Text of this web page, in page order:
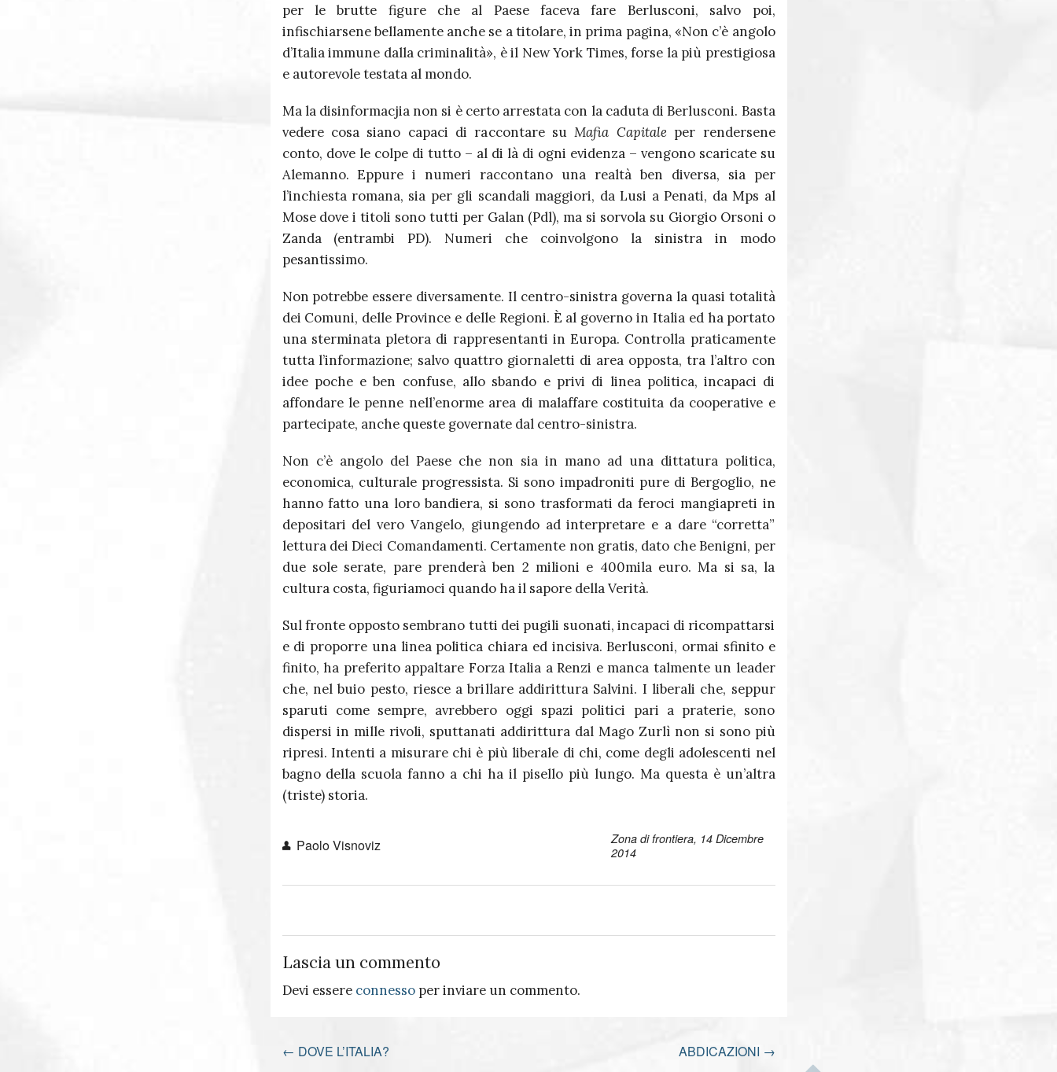
per le brutte figure che al Paese faceva fare Berlusconi, salvo poi,
infischiarsene bellamente anche se a titolare, in prima pagina, «Non c’è angolo
d’Italia immune dalla criminalità», è il New York Times, forse la più prestigiosa
e autorevole testata al mondo.
Ma la disinformacjia non si è certo arrestata con la caduta di Berlusconi. Basta
vedere cosa siano capaci di raccontare suMafia Capitaleper rendersene
conto, dove le colpe di tutto – al di là di ogni evidenza – vengono scaricate su
Alemanno. Eppure i numeri raccontano una realtà ben diversa, sia per
l’inchiesta romana, sia per gli scandali maggiori, da Lusi a Penati, da Mps al
Mose dove i titoli sono tutti per Galan (Pdl), ma si sorvola su Giorgio Orsoni o
Zanda (entrambi PD). Numeri che coinvolgono la sinistra in modo
pesantissimo.
Non potrebbe essere diversamente. Il centro-sinistra governa la quasi totalità
dei Comuni, delle Province e delle Regioni. È al governo in Italia ed ha portato
una sterminata pletora di rappresentanti in Europa. Controlla praticamente
tutta l’informazione; salvo quattro giornaletti di area opposta, tra l’altro con
idee poche e ben confuse, allo sbando e privi di linea politica, incapaci di
affondare le penne nell’enorme area di malaffare costituita da cooperative e
partecipate, anche queste governate dal centro-sinistra.
Non c’è angolo del Paese che non sia in mano ad una dittatura politica,
economica, culturale progressista. Si sono impadroniti pure di Bergoglio, ne
hanno fatto una loro bandiera, si sono trasformati da feroci mangiapreti in
depositari del vero Vangelo, giungendo ad interpretare e a dare “corretta”
lettura dei Dieci Comandamenti. Certamente non gratis, dato che Benigni, per
due sole serate, pare prenderà ben 2 milioni e 400mila euro. Ma si sa, la
cultura costa, figuriamoci quando ha il sapore della Verità.
Sul fronte opposto sembrano tutti dei pugili suonati, incapaci di ricompattarsi
e di proporre una linea politica chiara ed incisiva. Berlusconi, ormai sfinito e
finito, ha preferito appaltare Forza Italia a Renzi e manca talmente un leader
che, nel buio pesto, riesce a brillare addirittura Salvini. I liberali che, seppur
sparuti come sempre, avrebbero oggi spazi politici pari a praterie, sono
dispersi in mille rivoli, sputtanati addirittura dal Mago Zurlì non si sono più
ripresi. Intenti a misurare chi è più liberale di chi, come degli adolescenti nel
bagno della scuola fanno a chi ha il pisello più lungo. Ma questa è un’altra
(triste) storia.
Paolo Visnoviz
Zona di frontiera, 14 Dicembre
2014
Lascia un commento
Devi essere connessoper inviare un commento.
← DOVE L’ITALIA? ABDICAZIONI →